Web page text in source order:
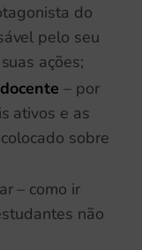
do
pelo seu
ações;
– por
ativos e as
sobre
– como ir
não